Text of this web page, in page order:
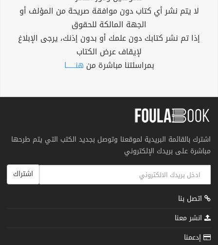
لا يتم نشر أي كتاب دون موافقة صريحة من المؤلف أو
الجهة المالكة للحقوق
إذا تم نشر كتابك دون علمك أو بدون إذنك، يرجى الإبلاغ
لإيقاف عرض الكتاب
بمراسلتنا مباشرة من هنــــــا
اشترك بالقائمة البريدية لموقعنا وتوصل بجديد الكتب التي يتم طرحها
مباشرة على بريدك الإلكتروني
اشتراك
اتصل بنا
انشر معنا
إدعمنا